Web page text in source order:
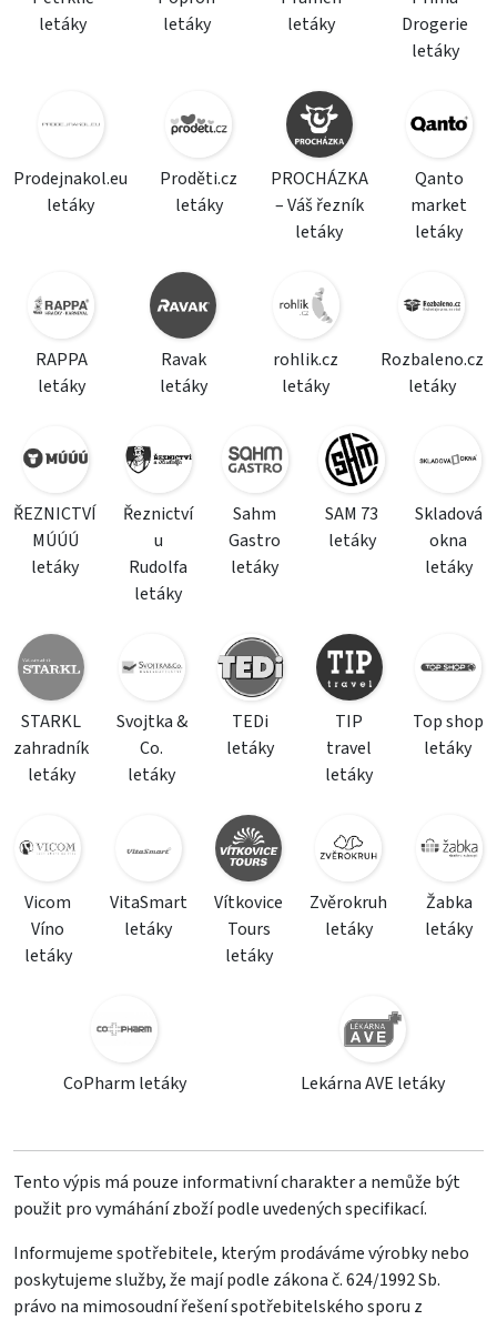
letáky
letáky
letáky
Drogerie
letáky
Prodejnakol.eu
letáky
Proděti.cz
letáky
PROCHÁZKA
– Váš řezník
letáky
Qanto
market
letáky
RAPPA
letáky
Ravak
letáky
rohlik.cz
letáky
Rozbaleno.cz
letáky
ŘEZNICTVÍ
MÚÚÚ
letáky
Řeznictví
u
Rudolfa
letáky
Sahm
Gastro
letáky
SAM 73
letáky
Skladová
okna
letáky
STARKL
zahradník
letáky
Svojtka &
Co.
letáky
TEDi
letáky
TIP
travel
letáky
Top shop
letáky
Vicom
Víno
letáky
VitaSmart
letáky
Vítkovice
Tours
letáky
Zvěrokruh
letáky
Žabka
letáky
CoPharm letáky Lekárna AVE letáky
Tento výpis má pouze informativní charakter a nemůže být
použit pro vymáhání zboží podle uvedených specifikací.
Informujeme spotřebitele, kterým prodáváme výrobky nebo
poskytujeme služby, že mají podle zákona č. 624/1992 Sb.
právo na mimosoudní řešení spotřebitelského sporu z